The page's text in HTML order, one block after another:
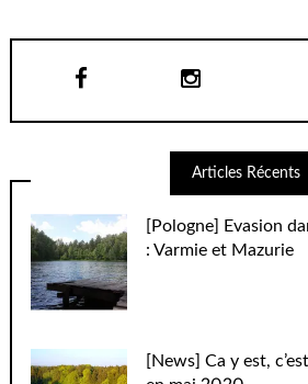
Articles Récents
[Pologne] Evasion
: Varmie et Mazurie
[News] Ca y est,